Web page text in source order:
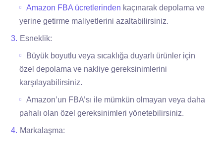
Amazon FBA ücretlerinden kaçınarak depolama ve
yerine getirme maliyetlerini azaltabilirsiniz.
Esneklik:
Büyük boyutlu veya sıcaklığa duyarlı ürünler için
özel depolama ve nakliye gereksinimlerini
karşılayabilirsiniz.
Amazon’un FBA’sı ile mümkün olmayan veya daha
pahalı olan özel gereksinimleri yönetebilirsiniz.
Markalaşma: